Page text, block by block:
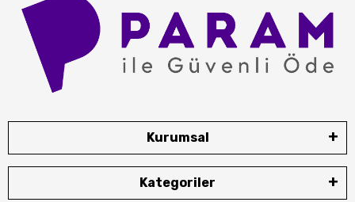
Kurumsal
Kategoriler